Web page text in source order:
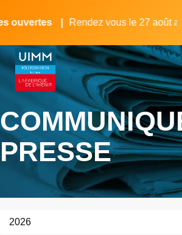
au
principal
ouvertes Rendez vous le 27 août
PRESSE
2026